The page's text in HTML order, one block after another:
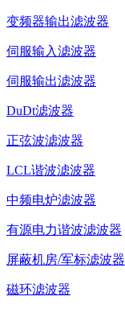
变频器输出滤波器
伺服输入滤波器
伺服输出滤波器
DuDt滤波器
正弦波滤波器
LCL谐波滤波器
中频电炉滤波器
有源电力谐波滤波器
屏蔽机房/军标滤波器
磁环滤波器